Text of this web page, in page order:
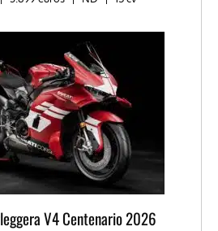
V4 Centenario 2026